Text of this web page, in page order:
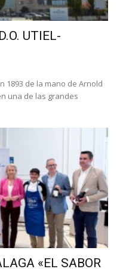
UTIEL-
1893 de la mano de Arnold
una de las grandes
«EL SABOR